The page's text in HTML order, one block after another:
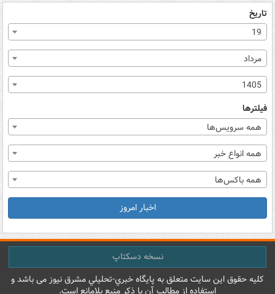
تاریخ
19
مرداد
1405
فیلترها
همه سرویس‌ها
همه انواع خبر
همه باکس‌ها
اخبار امروز
نسخه دسکتاپ
کليه حقوق اين سايت متعلق به پایگاه خبري-تحليلي مشرق نيوز می باشد و
استفاده از مطالب آن با ذکر منبع بلامانع است.